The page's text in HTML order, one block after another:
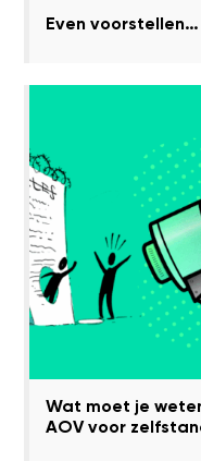
Even
Wat moet je
AOV voor